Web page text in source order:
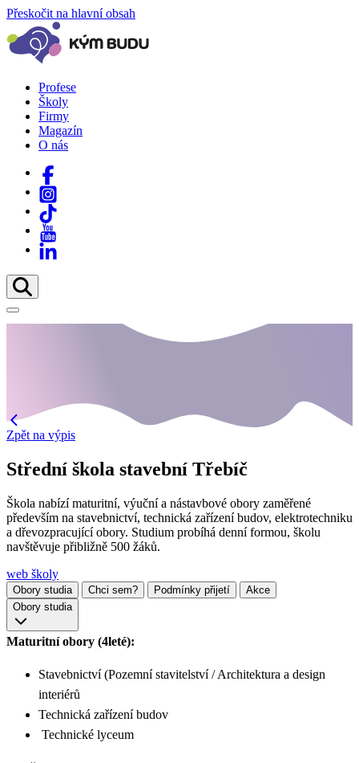
Přeskočit na hlavní obsah
Profese
Školy
Firmy
Magazín
O nás
Zpět na výpis
Střední škola stavební Třebíč
Škola nabízí maturitní, výuční a nástavbové obory zaměřené
především na stavebnictví, technická zařízení budov, elektrotechniku
a dřevozpracující obory. Studium probíhá denní formou, školu
navštěvuje přibližně 500 žáků.
web školy
Obory studia Chci sem? Podmínky přijetí
Akce
Obory studia
Maturitní obory (4leté):
Stavebnictví (Pozemní stavitelství / Architektura a design
interiérů
Technická zařízení budov
Technické lyceum